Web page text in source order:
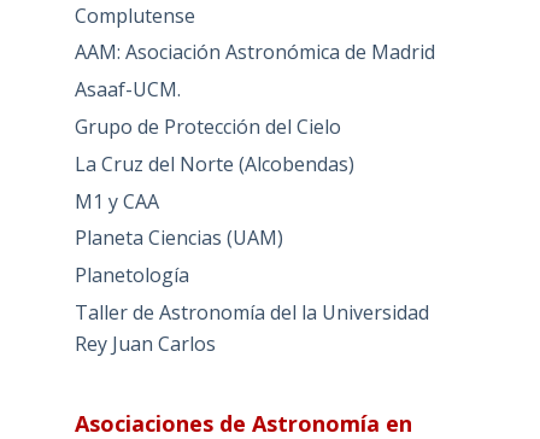
Complutense
AAM: Asociación Astronómica de Madrid
Asaaf-UCM.
Grupo de Protección del Cielo
La Cruz del Norte (Alcobendas)
M1 y CAA
Planeta Ciencias (UAM)
Planetología
Taller de Astronomía del la Universidad
Rey Juan Carlos
Asociaciones de Astronomía en